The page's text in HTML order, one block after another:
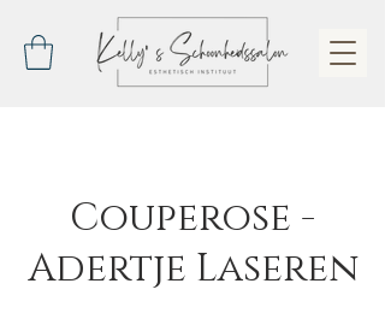
Couperose -
Adertje Laseren